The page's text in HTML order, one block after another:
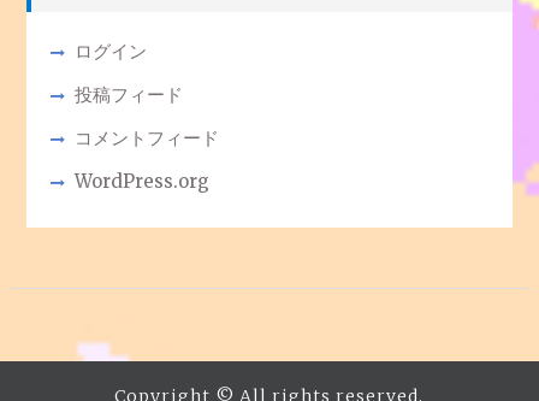
ログイン
投稿フィード
コメントフィード
WordPress.org
Copyright © All rights reserved.